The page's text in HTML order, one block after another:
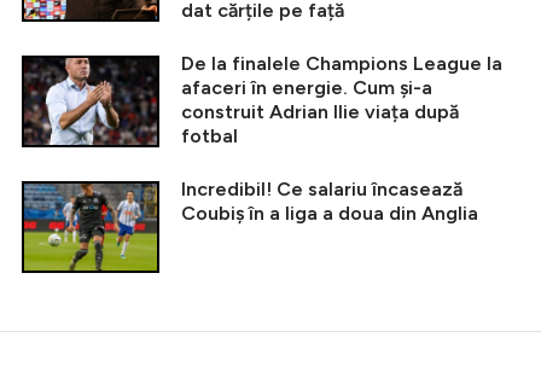
dat cărțile pe față
De la finalele Champions League la
afaceri în energie. Cum și-a
construit Adrian Ilie viața după
fotbal
Incredibil! Ce salariu încasează
Coubiș în a liga a doua din Anglia